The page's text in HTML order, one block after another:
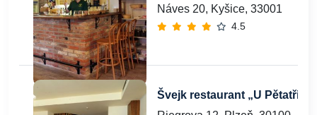
Náves 20, Kyšice, 33001
4.5
Švejk restaurant „U